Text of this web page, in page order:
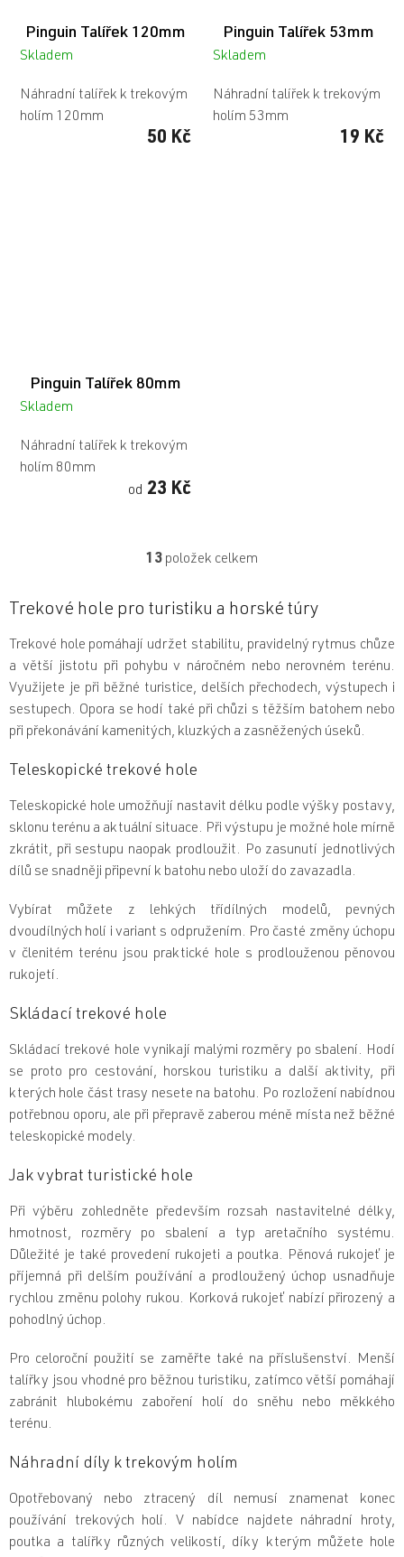
Pinguin Talířek 120mm
Skladem
50 Kč
Náhradní talířek k trekovým
holím 120mm
Pinguin Talířek 53mm
Skladem
19 Kč
Náhradní talířek k trekovým
holím 53mm
Pinguin Talířek 80mm
Skladem
od 23 Kč
Náhradní talířek k trekovým
holím 80mm
O
l
á
d
a
c
í
p
r
v
ý
p
i
s
u
13 položek celkem
Trekové hole pro turistiku a horské túry
Trekové hole pomáhají udržet stabilitu, pravidelný rytmus chůze
a větší jistotu při pohybu v náročném nebo nerovném terénu.
Využijete je při běžné turistice, delších přechodech, výstupech i
sestupech. Opora se hodí také při chůzi s těžším batohem nebo
při překonávání kamenitých, kluzkých a zasněžených úseků.
Teleskopické trekové hole
Teleskopické hole umožňují nastavit délku podle výšky postavy,
sklonu terénu a aktuální situace. Při výstupu je možné hole mírně
zkrátit, při sestupu naopak prodloužit. Po zasunutí jednotlivých
dílů se snadněji připevní k batohu nebo uloží do zavazadla.
Vybírat můžete z lehkých třídílných modelů, pevných
dvoudílných holí i variant s odpružením. Pro časté změny úchopu
v členitém terénu jsou praktické hole s prodlouženou pěnovou
rukojetí.
Skládací trekové hole
Skládací trekové hole vynikají malými rozměry po sbalení. Hodí
se proto pro cestování, horskou turistiku a další aktivity, při
kterých hole část trasy nesete na batohu. Po rozložení nabídnou
potřebnou oporu, ale při přepravě zaberou méně místa než běžné
teleskopické modely.
Jak vybrat turistické hole
Při výběru zohledněte především rozsah nastavitelné délky,
hmotnost, rozměry po sbalení a typ aretačního systému.
Důležité je také provedení rukojeti a poutka. Pěnová rukojeť je
příjemná při delším používání a prodloužený úchop usnadňuje
rychlou změnu polohy rukou. Korková rukojeť nabízí přirozený a
pohodlný úchop.
Pro celoroční použití se zaměřte také na příslušenství. Menší
talířky jsou vhodné pro běžnou turistiku, zatímco větší pomáhají
zabránit hlubokému zaboření holí do sněhu nebo měkkého
terénu.
Náhradní díly k trekovým holím
Opotřebovaný nebo ztracený díl nemusí znamenat konec
používání trekových holí. V nabídce najdete náhradní hroty,
poutka a talířky různých velikostí, díky kterým můžete hole